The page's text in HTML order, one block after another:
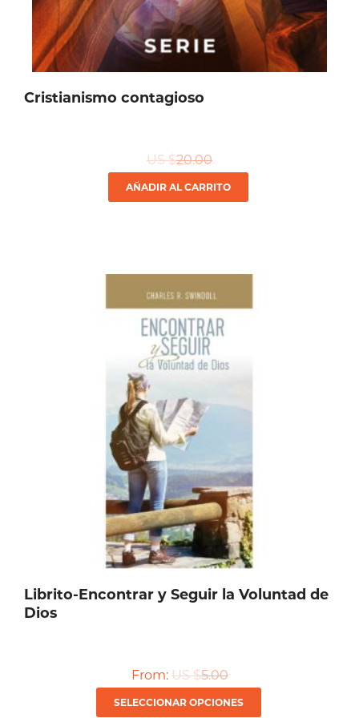
Cristianismo contagioso
US $20.00
AÑADIR AL CARRITO
Librito-Encontrar y Seguir la Voluntad de
Dios
From: US $5.00
SELECCIONAR OPCIONES